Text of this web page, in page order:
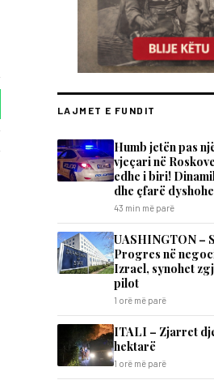
LAJMET E FUNDIT
Humb jetën pas
vjeçari në
edhe i biri!
dhe çfarë
43 min më parë
UASHINGTON –
Progres në
Izrael, synohet
pilot
1 orë më parë
ITALI – Zjarret
hektarë
1 orë më parë